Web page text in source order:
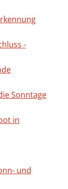
-
Sonntage
in
und